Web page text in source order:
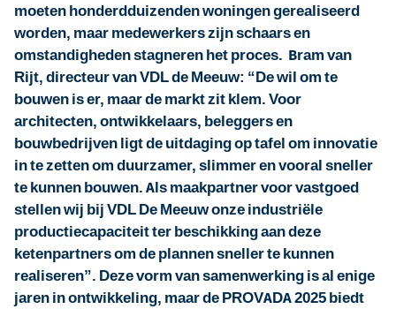
moeten honderdduizenden woningen gerealiseerd
worden, maar medewerkers zijn schaars en
omstandigheden stagneren het proces. Bram van
Rijt, directeur van VDL de Meeuw: “De wil om te
bouwen is er, maar de markt zit klem. Voor
architecten, ontwikkelaars, beleggers en
bouwbedrijven ligt de uitdaging op tafel om innovatie
in te zetten om duurzamer, slimmer en vooral sneller
te kunnen bouwen. Als maakpartner voor vastgoed
stellen wij bij VDL De Meeuw onze industriële
productiecapaciteit ter beschikking aan deze
ketenpartners om de plannen sneller te kunnen
realiseren”. Deze vorm van samenwerking is al enige
jaren in ontwikkeling, maar de PROVADA 2025 biedt